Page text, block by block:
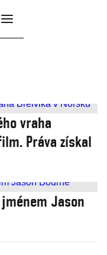
vraha
Práva získal
Jason